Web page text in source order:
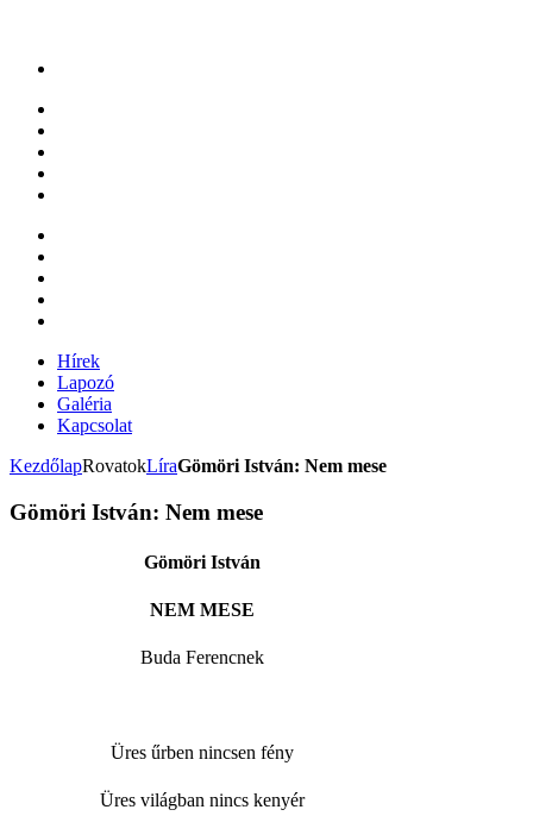
Hírek
Lapozó
Galéria
Kapcsolat
KezdőlapRovatokLíraGömöri István: Nem mese
Gömöri István: Nem mese
Gömöri István
NEM MESE
Buda Ferencnek
Üres űrben nincsen fény
Üres világban nincs kenyér